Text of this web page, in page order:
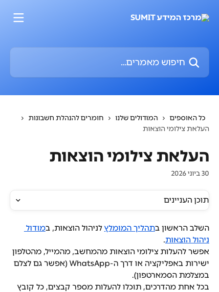
חיפוש מאמרים...
כל האוספים המודולים שלנו
חומרים להנהלת חשבונות
העלאת צילומי הוצאות
העלאת צילומי הוצאות
30 ביוני 2026
תוכן העניינים
השלב הראשון בתהליך המומלץ לניהול הוצאות, במודול
ניהול הוצאות.
אפשר להעלות צילומי הוצאות מהמחשב, מהמייל, מהטלפון
ישירות באפליקציה או דרך ה-WhatsApp (אפשר גם לצלם
במצלמת הסמארטפון).
בכל אחת מהדרכים, תוכלו להעלות מספר קבצים, כל קובץ